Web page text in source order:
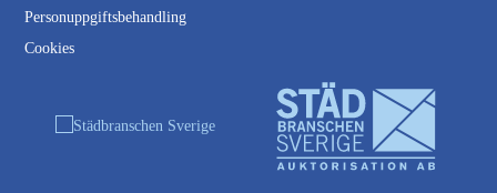
Personuppgiftsbehandling
Cookies